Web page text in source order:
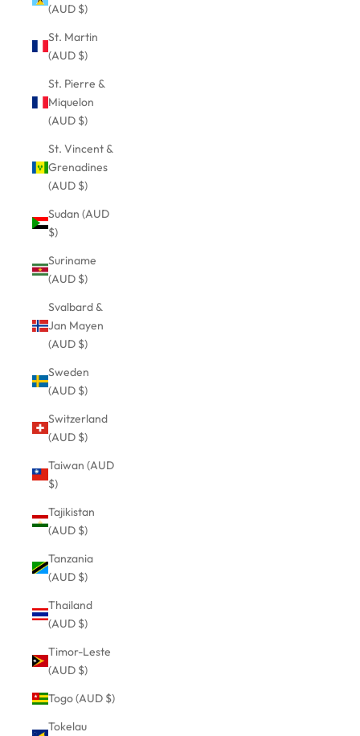
(AUD $)
St. Martin
(AUD $)
St. Pierre &
Miquelon
(AUD $)
St. Vincent &
Grenadines
(AUD $)
Sudan (AUD
$)
Suriname
(AUD $)
Svalbard &
Jan Mayen
(AUD $)
Sweden
(AUD $)
Switzerland
(AUD $)
Taiwan (AUD
$)
Tajikistan
(AUD $)
Tanzania
(AUD $)
Thailand
(AUD $)
Timor-Leste
(AUD $)
Togo (AUD $)
Tokelau